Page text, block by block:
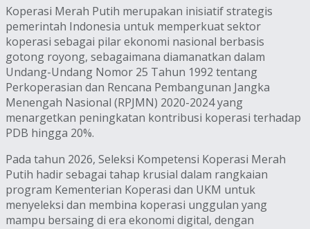
Koperasi Merah Putih merupakan inisiatif strategis
pemerintah Indonesia untuk memperkuat sektor
koperasi sebagai pilar ekonomi nasional berbasis
gotong royong, sebagaimana diamanatkan dalam
Undang-Undang Nomor 25 Tahun 1992 tentang
Perkoperasian dan Rencana Pembangunan Jangka
Menengah Nasional (RPJMN) 2020-2024 yang
menargetkan peningkatan kontribusi koperasi terhadap
PDB hingga 20%.
Pada tahun 2026, Seleksi Kompetensi Koperasi Merah
Putih hadir sebagai tahap krusial dalam rangkaian
program Kementerian Koperasi dan UKM untuk
menyeleksi dan membina koperasi unggulan yang
mampu bersaing di era ekonomi digital, dengan